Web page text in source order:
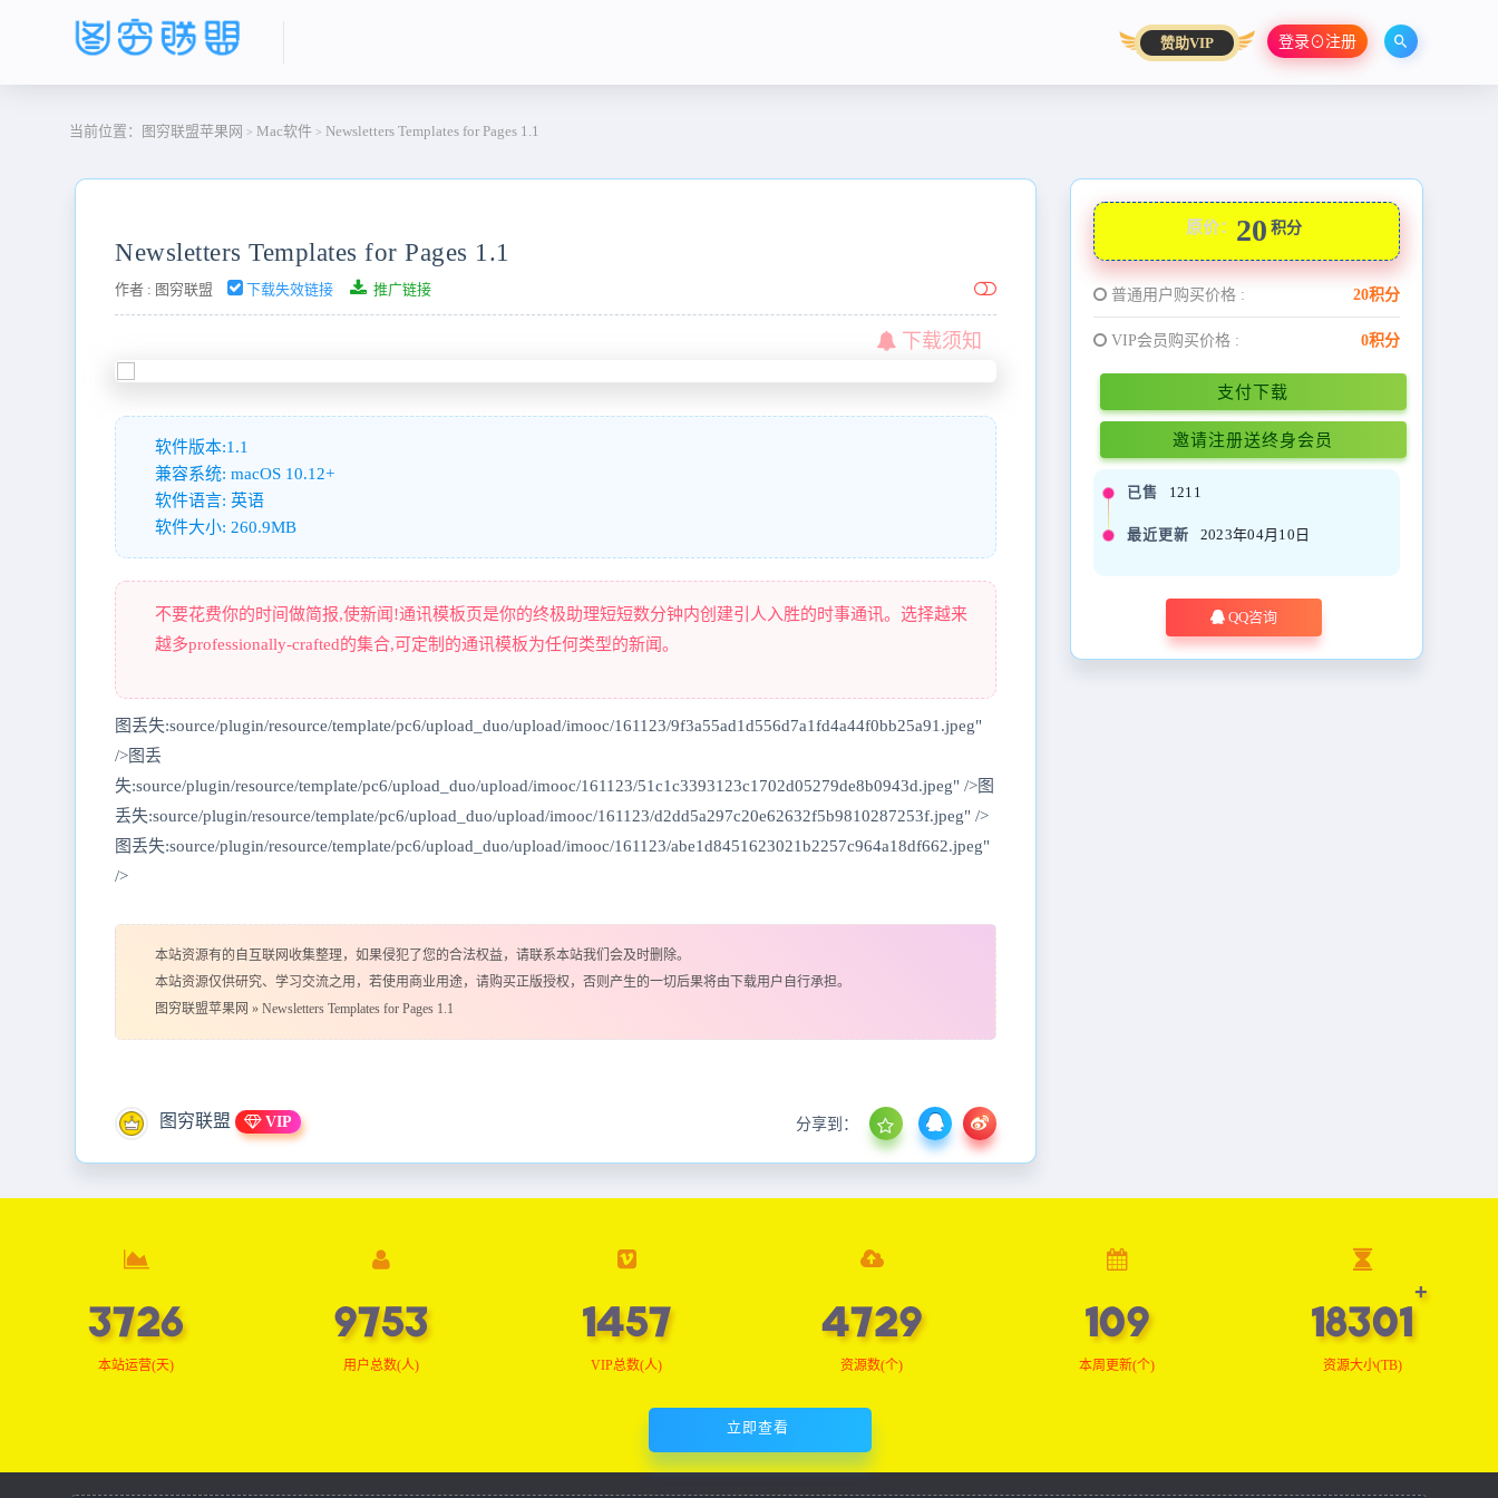
赞助VIP 登录⊙注册
当前位置： 图穷联盟苹果网 > Mac软件 > Newsletters Templates for Pages 1.1
Newsletters Templates for Pages 1.1
作者 : 图穷联盟 下载失效链接 推广链接
下载须知
软件版本:1.1
兼容系统: macOS 10.12+
软件语言: 英语
软件大小: 260.9MB
不要花费你的时间做简报,使新闻!通讯模板页是你的终极助理短短数分钟内创建引人入胜的时事通讯。选择越来
越多professionally-crafted的集合,可定制的通讯模板为任何类型的新闻。
图丢失:source/plugin/resource/template/pc6/upload_duo/upload/imooc/161123/9f3a55ad1d556d7a1fd4a44f0bb25a91.jpeg"
/>图丢
失:source/plugin/resource/template/pc6/upload_duo/upload/imooc/161123/51c1c3393123c1702d05279de8b0943d.jpeg" />图
丢失:source/plugin/resource/template/pc6/upload_duo/upload/imooc/161123/d2dd5a297c20e62632f5b9810287253f.jpeg" />
图丢失:source/plugin/resource/template/pc6/upload_duo/upload/imooc/161123/abe1d8451623021b2257c964a18df662.jpeg"
/>
本站资源有的自互联网收集整理，如果侵犯了您的合法权益，请联系本站我们会及时删除。
本站资源仅供研究、学习交流之用，若使用商业用途，请购买正版授权，否则产生的一切后果将由下载用户自行承担。
图穷联盟苹果网 » Newsletters Templates for Pages 1.1
图穷联盟 VIP 分享到：
原价： 20 积分
普通用户购买价格 : 20积分
VIP会员购买价格 : 0积分
支付下载
邀请注册送终身会员
已售 1211
最近更新 2023年04月10日
QQ咨询
3745
本站运营(天)
9804
用户总数(人)
1465
VIP总数(人)
4753
资源数(个)
109
本周更新(个)
18396
资源大小(TB)
立即查看